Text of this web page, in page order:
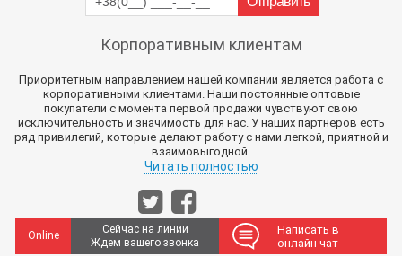
Корпоративным клиентам
Приоритетным направлением нашей компании является работа с
корпоративными клиентами. Наши постоянные оптовые
покупатели с момента первой продажи чувствуют свою
исключительность и значимость для нас. У наших партнеров есть
ряд привилегий, которые делают работу с нами легкой, приятной и
взаимовыгодной.
Читать полностью
Online
Сейчас на линии
Ждем вашего звонка
Написать в
онлайн чат